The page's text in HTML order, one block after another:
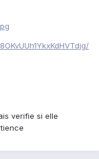
verifie si elle